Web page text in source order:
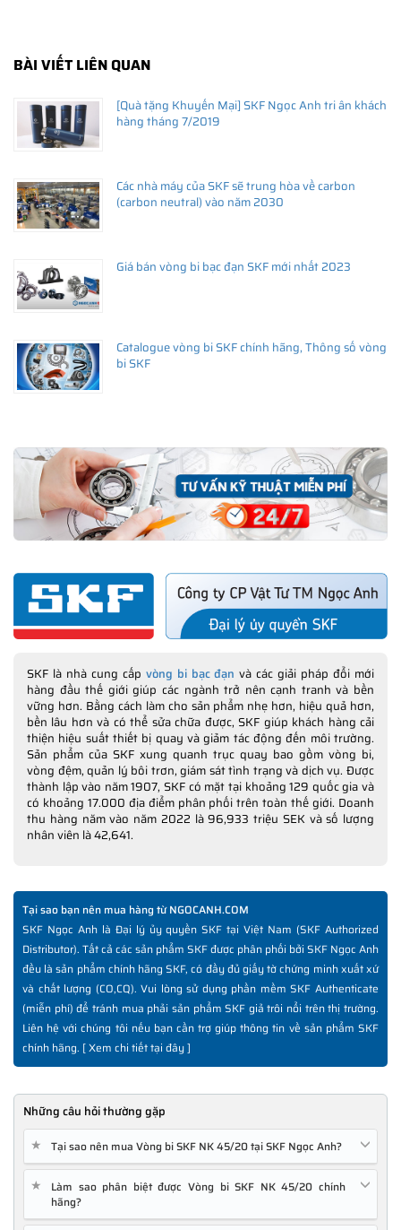
•Vòng bi SKF chính hãng, Những lưu ý cơ bản trước khi mua hàng
•Xuất xứ vòng bi SKF chính hãng ở đâu?
BÀI VIẾT LIÊN QUAN
[Quà tặng Khuyến Mại] SKF Ngọc Anh tri ân khách
hàng tháng 7/2019
Các nhà máy của SKF sẽ trung hòa về carbon
(carbon neutral) vào năm 2030
Giá bán vòng bi bạc đạn SKF mới nhất 2023
Catalogue vòng bi SKF chính hãng, Thông số vòng
bi SKF
SKF là nhà cung cấp vòng bi bạc đạn và các giải pháp đổi mới
hàng đầu thế giới giúp các ngành trở nên cạnh tranh và bền
vững hơn. Bằng cách làm cho sản phẩm nhẹ hơn, hiệu quả hơn,
bền lâu hơn và có thể sửa chữa được, SKF giúp khách hàng cải
thiện hiệu suất thiết bị quay và giảm tác động đến môi trường.
Sản phẩm của SKF xung quanh trục quay bao gồm vòng bi,
vòng đệm, quản lý bôi trơn, giám sát tình trạng và dịch vụ. Được
thành lập vào năm 1907, SKF có mặt tại khoảng 129 quốc gia và
có khoảng 17.000 địa điểm phân phối trên toàn thế giới. Doanh
thu hàng năm vào năm 2022 là 96,933 triệu SEK và số lượng
nhân viên là 42,641.
Tại sao bạn nên mua hàng từ NGOCANH.COM
SKF Ngọc Anh là Đại lý ủy quyền SKF tại Việt Nam (SKF Authorized
Distributor). Tất cả các sản phẩm SKF được phân phối bởi SKF Ngọc Anh
đều là sản phẩm chính hãng SKF, có đầy đủ giấy tờ chứng minh xuất xứ
và chất lượng (CO,CQ). Vui lòng sử dụng phần mềm SKF Authenticate
(miễn phí) để tránh mua phải sản phẩm SKF giả trôi nổi trên thị trường.
Liên hệ với chúng tôi nếu bạn cần trợ giúp thông tin về sản phẩm SKF
chính hãng. [Xem chi tiết tại đây]
Những câu hỏi thường gặp
★ Tại sao nên mua Vòng bi SKF NK 45/20 tại SKF Ngọc Anh?
★
Làm sao phân biệt được Vòng bi SKF NK 45/20 chính
hãng?